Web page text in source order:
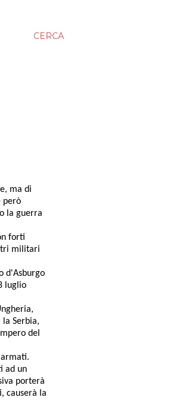
CERCA
ma di
però
la guerra
forti
militari
d'Asburgo
luglio
Serbia,
del
ad un
porterà
causerà la